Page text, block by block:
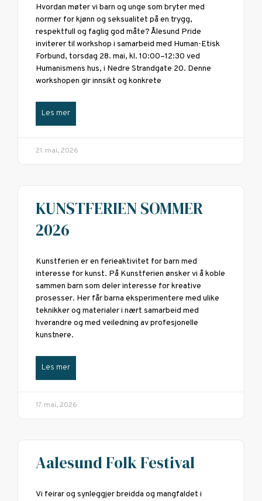
Hvordan møter vi barn og unge som bryter med
normer for kjønn og seksualitet på en trygg,
respektfull og faglig god måte? Ålesund Pride
inviterer til workshop i samarbeid med Human-Etisk
Forbund, torsdag 28. mai, kl. 10:00–12:30 ved
Humanismens hus, i Nedre Strandgate 20. Denne
workshopen gir innsikt og konkrete
Les mer
21. mai, 2026
KUNSTFERIEN SOMMER
2026
Kunstferien er en ferieaktivitet for barn med
interesse for kunst. På Kunstferien ønsker vi å koble
sammen barn som deler interesse for kreative
prosesser. Her får barna eksperimentere med ulike
teknikker og materialer i nært samarbeid med
hverandre og med veiledning av profesjonelle
kunstnere.
Les mer
17. mai, 2026
Aalesund Folk Festival
Vi feirar og synleggjer breidda og mangfaldet i